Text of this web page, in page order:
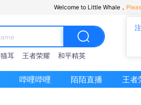
Welcome to Little Whale，
猫耳 王者荣耀 和平精英
哔哩哔哩 陌陌直播 王者